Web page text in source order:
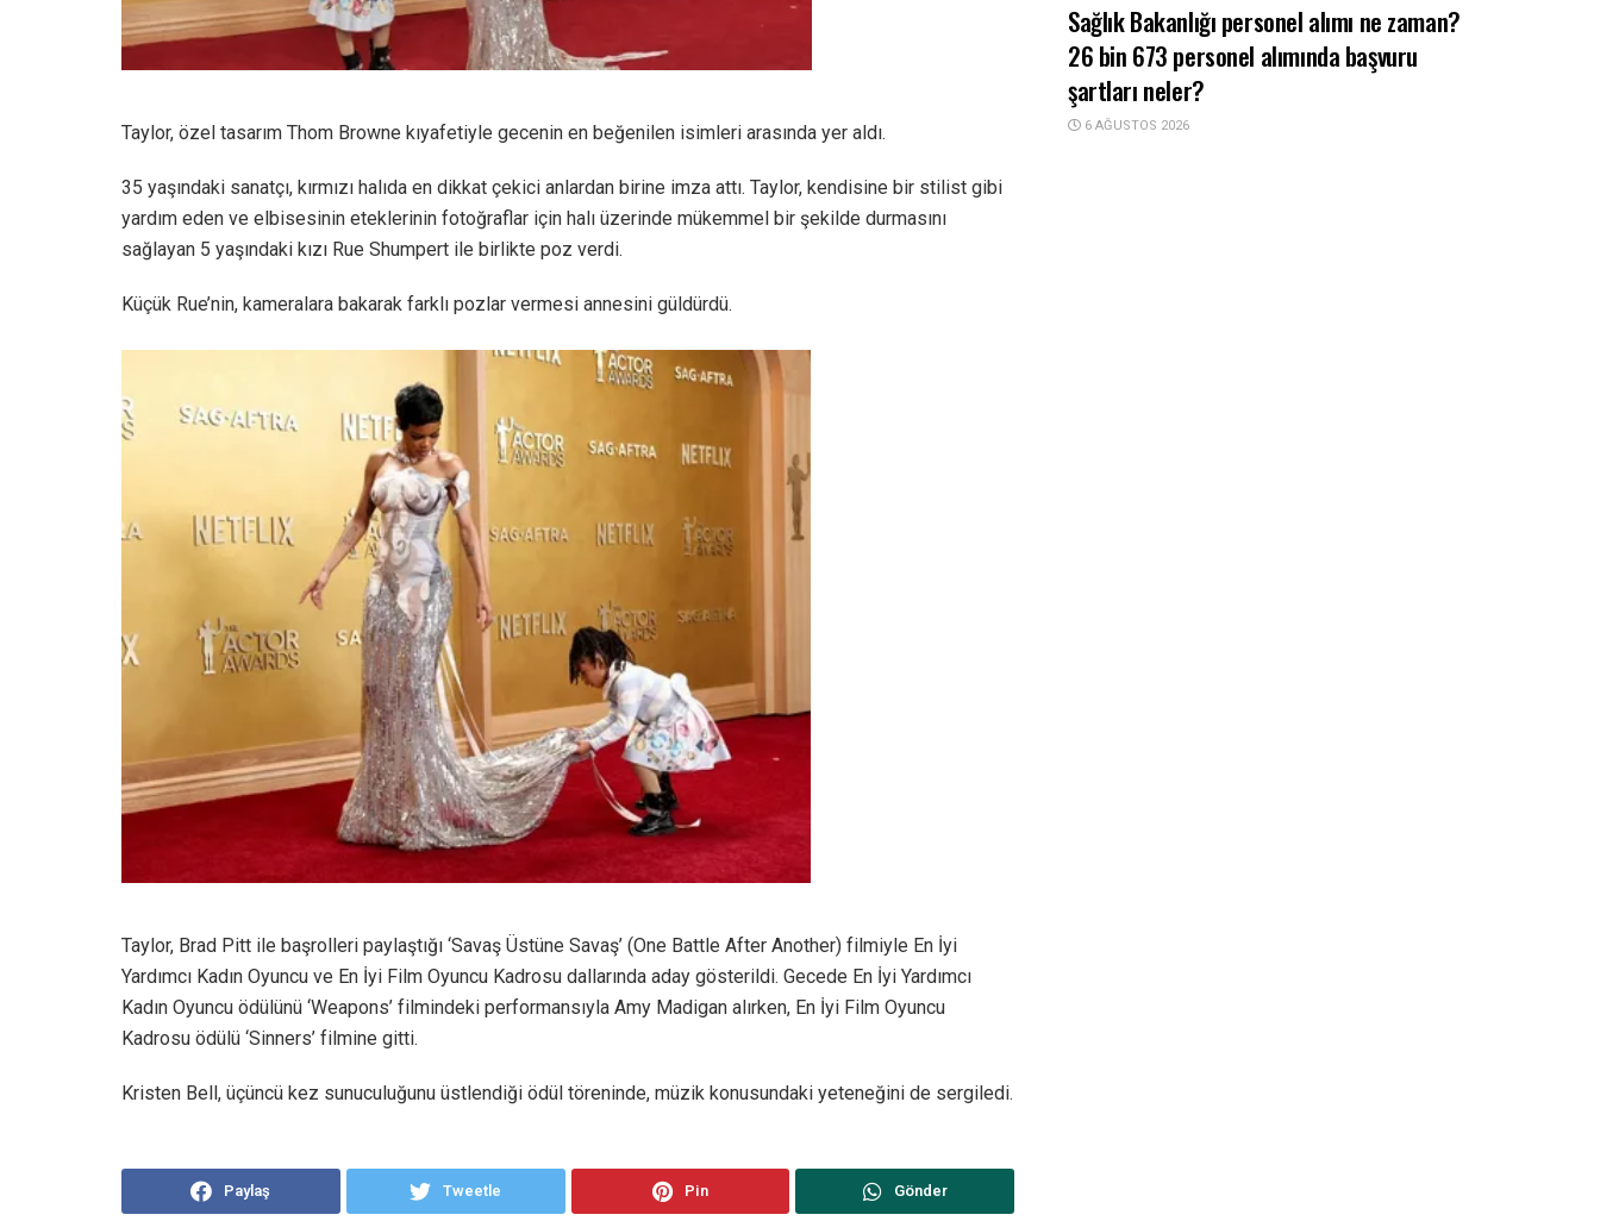
Taylor, özel tasarım Thom Browne kıyafetiyle gecenin en beğenilen isimleri arasında yer aldı.
35 yaşındaki sanatçı, kırmızı halıda en dikkat çekici anlardan birine imza attı. Taylor, kendisine bir stilist gibi
yardım eden ve elbisesinin eteklerinin fotoğraflar için halı üzerinde mükemmel bir şekilde durmasını
sağlayan 5 yaşındaki kızı Rue Shumpert ile birlikte poz verdi.
Küçük Rue’nin, kameralara bakarak farklı pozlar vermesi annesini güldürdü.
Taylor, Brad Pitt ile başrolleri paylaştığı ‘Savaş Üstüne Savaş’ (One Battle After Another) filmiyle En İyi
Yardımcı Kadın Oyuncu ve En İyi Film Oyuncu Kadrosu dallarında aday gösterildi. Gecede En İyi Yardımcı
Kadın Oyuncu ödülünü ‘Weapons’ filmindeki performansıyla Amy Madigan alırken, En İyi Film Oyuncu
Kadrosu ödülü ‘Sinners’ filmine gitti.
Kristen Bell, üçüncü kez sunuculuğunu üstlendiği ödül töreninde, müzik konusundaki yeteneğini de sergiledi.
Paylaş Tweetle Pin Gönder
Sağlık Bakanlığı personel alımı ne zaman?
26 bin 673 personel alımında başvuru
şartları neler?
6 AĞUSTOS 2026